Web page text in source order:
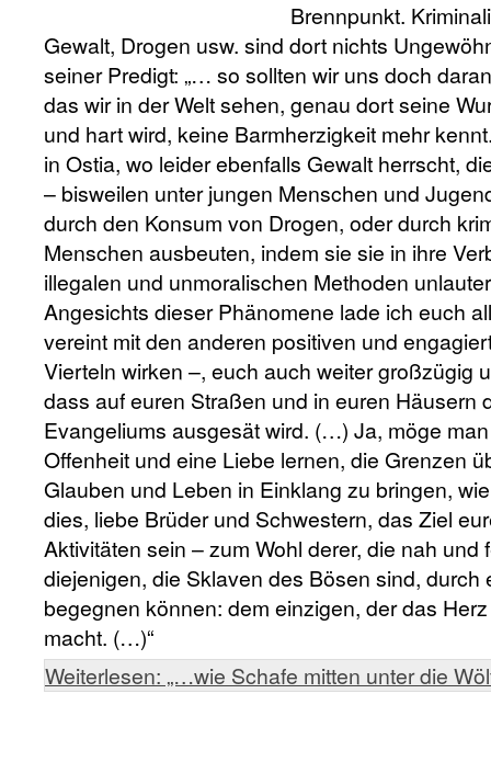
Brennpunkt.
Gewalt, Drogen usw. sind dort nichts
seiner Predigt: „… so sollten wir uns doch
das wir in der Welt sehen, genau dort seine
und hart wird, keine Barmherzigkeit mehr
in Ostia, wo leider ebenfalls Gewalt herrscht,
– bisweilen unter jungen Menschen und
durch den Konsum von Drogen, oder durch
Menschen ausbeuten, indem sie sie in ihre
illegalen und unmoralischen Methoden
Angesichts dieser Phänomene lade ich euch
vereint mit den anderen positiven und
Vierteln wirken –, euch auch weiter großzügig
dass auf euren Straßen und in euren Häusern
Evangeliums ausgesät wird. (…) Ja, möge
Offenheit und eine Liebe lernen, die Grenzen
Glauben und Leben in Einklang zu bringen,
dies, liebe Brüder und Schwestern, das Ziel
Aktivitäten sein – zum Wohl derer, die nah und
diejenigen, die Sklaven des Bösen sind, durch
begegnen können: dem einzigen, der das
macht. (…)“
Weiterlesen: „…wie Schafe mitten unter die